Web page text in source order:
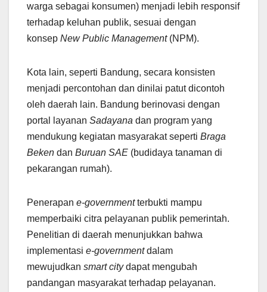
warga sebagai konsumen) menjadi lebih responsif
terhadap keluhan publik, sesuai dengan
konsep New Public Management(NPM).
Kota lain, seperti Bandung, secara konsisten
menjadi percontohan dan dinilai patut dicontoh
oleh daerah lain. Bandung berinovasi dengan
portal layanan Sadayana dan program yang
mendukung kegiatan masyarakat seperti Braga
Beken dan Buruan SAE (budidaya tanaman di
pekarangan rumah).
Penerapan e-governmentterbukti mampu
memperbaiki citra pelayanan publik pemerintah.
Penelitian di daerah menunjukkan bahwa
implementasi e-governmentdalam
mewujudkan smart citydapat mengubah
pandangan masyarakat terhadap pelayanan.